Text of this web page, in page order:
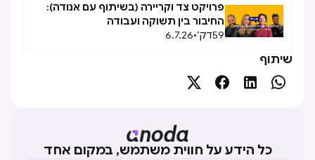
פרויקט צד וקריירה (בשיתוף עם אנודה):
החיבור בין תשוקה ועבודה
59דק׳•
6.7.26
שיתוף




כל הידע על חווית משתמש, במקום אחד